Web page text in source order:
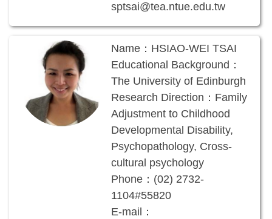
sptsai@tea.ntue.edu.tw
Name：HSIAO-WEI TSAI
Educational Background：
The University of Edinburgh
Research Direction： Family
Adjustment to Childhood
Developmental Disability,
Psychopathology, Cross-
cultural psychology
Phone：(02) 2732-
1104#55820
E-mail：